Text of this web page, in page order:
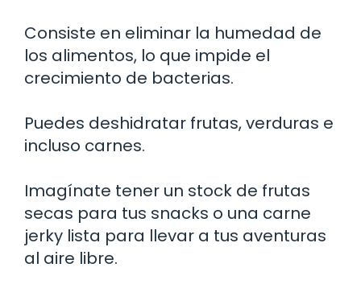
Consiste en eliminar la humedad de
los alimentos, lo que impide el
crecimiento de bacterias.
Puedes deshidratar frutas, verduras e
incluso carnes.
Imagínate tener un stock de frutas
secas para tus snacks o una carne
jerky lista para llevar a tus aventuras
al aire libre.